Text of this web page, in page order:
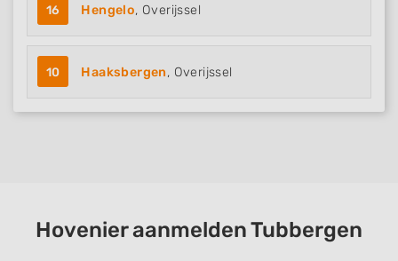
16 Hengelo, Overijssel
10 Haaksbergen, Overijssel
Hovenier aanmelden Tubbergen